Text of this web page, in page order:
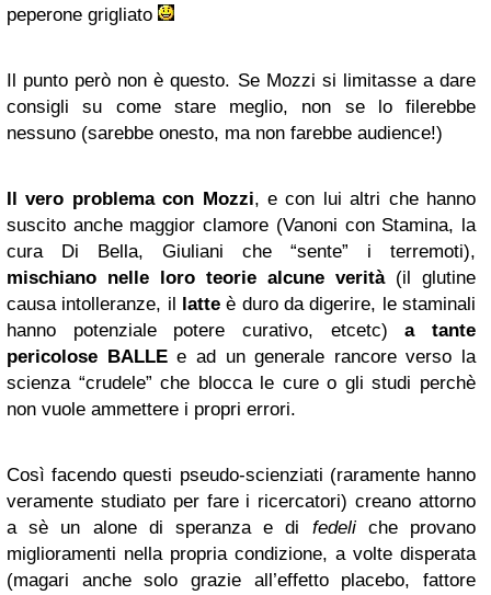
peperone grigliato
Il punto però non è questo. Se Mozzi si limitasse a dare
consigli su come stare meglio, non se lo filerebbe
nessuno (sarebbe onesto, ma non farebbe audience!)
Il vero problema con Mozzi, e con lui altri che hanno
suscito anche maggior clamore (Vanoni con Stamina, la
cura Di Bella, Giuliani che “sente” i terremoti),
mischiano nelle loro teorie alcune verità(il glutine
causa intolleranze, il latte è duro da digerire, le staminali
hanno potenziale potere curativo, etcetc)a tante
pericolose BALLEe ad un generale rancore verso la
scienza “crudele” che blocca le cure o gli studi perchè
non vuole ammettere i propri errori.
Così facendo questi pseudo-scienziati (raramente hanno
veramente studiato per fare i ricercatori) creano attorno
a sè un alone di speranza e di fedeliche provano
miglioramenti nella propria condizione, a volte disperata
(magari anche solo grazie all’effetto placebo, fattore